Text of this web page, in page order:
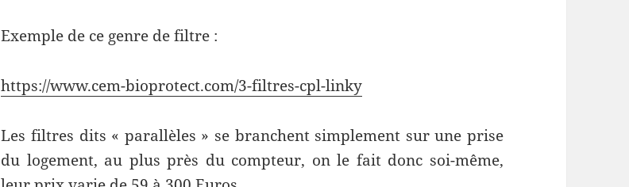
Exemple de ce genre de filtre :
https://www.cem-bioprotect.com/3-filtres-cpl-linky
Les filtres dits « parallèles » se branchent simplement sur une prise
du logement, au plus près du compteur, on le fait donc soi-même,